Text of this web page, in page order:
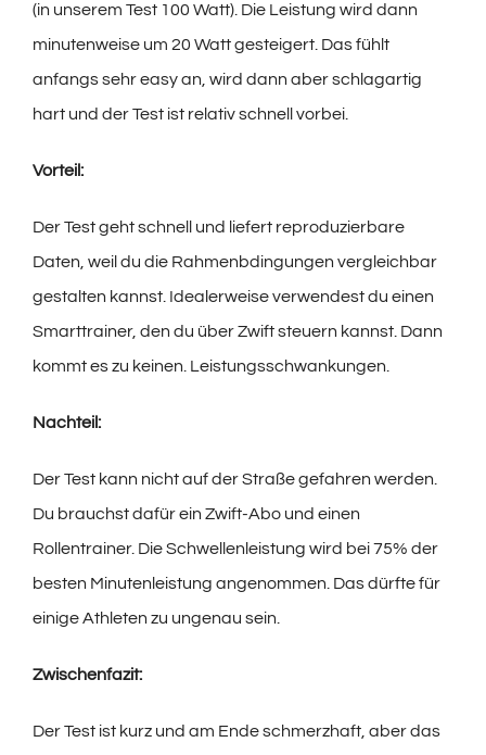
(in unserem Test 100 Watt). Die Leistung wird dann
minutenweise um 20 Watt gesteigert. Das fühlt
anfangs sehr easy an, wird dann aber schlagartig
hart und der Test ist relativ schnell vorbei.
Vorteil:
Der Test geht schnell und liefert reproduzierbare
Daten, weil du die Rahmenbdingungen vergleichbar
gestalten kannst. Idealerweise verwendest du einen
Smarttrainer, den du über Zwift steuern kannst. Dann
kommt es zu keinen. Leistungsschwankungen.
Nachteil:
Der Test kann nicht auf der Straße gefahren werden.
Du brauchst dafür ein Zwift-Abo und einen
Rollentrainer. Die Schwellenleistung wird bei 75% der
besten Minutenleistung angenommen. Das dürfte für
einige Athleten zu ungenau sein.
Zwischenfazit:
Der Test ist kurz und am Ende schmerzhaft, aber das